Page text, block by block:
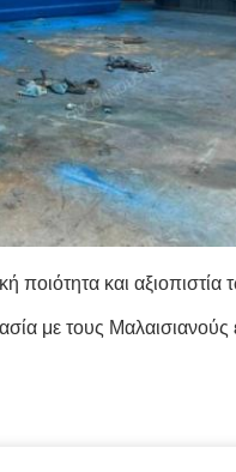
ποιότητα και αξιοπιστία
με τους Μαλαισιανούς